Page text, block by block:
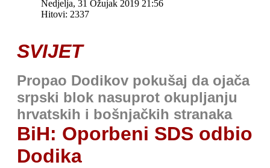
Nedjelja, 31 Ožujak 2019 21:56
Hitovi: 2337
SVIJET
Propao Dodikov pokušaj daojača
srpski blok nasuprot okupljanju
hrvatskih i bošnjačkih stranaka
BiH: Oporbeni SDS odbio
Dodika